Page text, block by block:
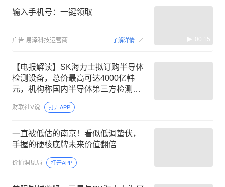
输入手机号：一键领取
广告 易泽科技运营商 了解详情 00:15
【电报解读】SK海力士拟订购半导体
检测设备，总价最高可达4000亿韩
元，机构称国内半导体第三方检测行
业在三重逻辑驱动下，未来5年市场规
模有望“翻倍”，这家公司自主研发推出
财联社V说 打开APP
一直被低估的南京！看似低调蛰伏，
手握的硬核底牌未来价值翻倍
价值洞见局 打开APP